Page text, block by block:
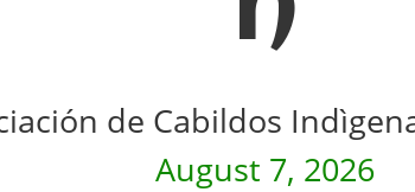
de Cabildos
August 7, 2026